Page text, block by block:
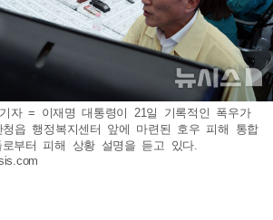
자 = 이재명 대통령이 21일 기록적인 폭우가
읍 행정복지센터 앞에 마련된 호우 피해 통합
로부터 피해 상황 설명을 듣고 있다.